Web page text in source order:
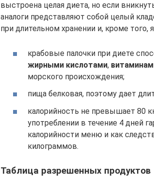
выстроена целая диета, но если
аналоги представляют собой целый
при длительном хранении и, кроме
крабовые палочки при диете
жирными кислотами,
морского происхождения;
пища белковая, поэтому дает
калорийность не превышает 80
употреблении в течение 4 дней
калорийности меню и как
килограммов.
Таблица разрешенных продуктов